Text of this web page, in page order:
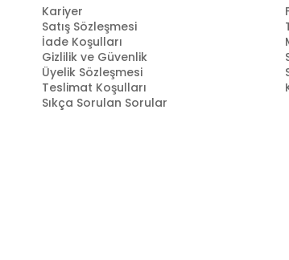
Kariyer
Satış Sözleşmesi
İade Koşulları
Gizlilik ve Güvenlik
Üyelik Sözleşmesi
Teslimat Koşulları
Sıkça Sorulan Sorular